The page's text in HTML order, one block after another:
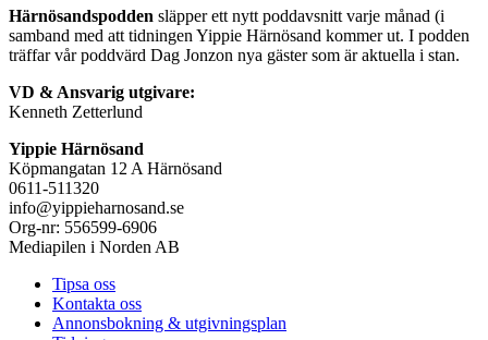
Härnösandspodden släpper ett nytt poddavsnitt varje månad (i
samband med att tidningen Yippie Härnösand kommer ut. I podden
träffar vår poddvärd Dag Jonzon nya gäster som är aktuella i stan.
VD & Ansvarig utgivare:
Kenneth Zetterlund
Yippie Härnösand
Köpmangatan 12 A Härnösand
0611-511320
info@yippieharnosand.se
Org-nr: 556599-6906
Mediapilen i Norden AB
Tipsa oss
Kontakta oss
Annonsbokning & utgivningsplan